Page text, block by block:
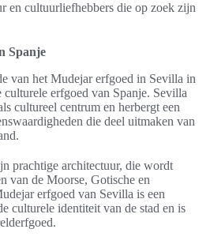
en cultuurliefhebbers die op zoek zijn
Spanje
van het Mudejar erfgoed in Sevilla in
culturele erfgoed van Spanje. Sevilla
cultureel centrum en herbergt een
die deel uitmaken van
prachtige architectuur, die wordt
van de Moorse, Gotische en
erfgoed van Sevilla is een
culturele identiteit van de stad en is